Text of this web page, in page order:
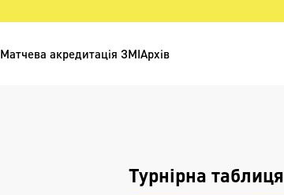
Матчева акредитація ЗМІАрхів
Турнірна таблиця